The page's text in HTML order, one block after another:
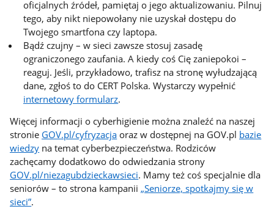
oficjalnych źródeł, pamiętaj o jego aktualizowaniu. Pilnuj
tego, aby nikt niepowołany nie uzyskał dostępu do
Twojego smartfona czy laptopa.
Bądź czujny – w sieci zawsze stosuj zasadę
ograniczonego zaufania. A kiedy coś Cię zaniepokoi –
reaguj. Jeśli, przykładowo, trafisz na stronę wyłudzającą
dane, zgłoś to do CERT Polska. Wystarczy wypełnić
internetowy formularz.
Więcej informacji o cyberhigienie można znaleźć na naszej
stronie GOV.pl/cyfryzacja oraz w dostępnej na GOV.pl bazie
wiedzy na temat cyberbezpieczeństwa. Rodziców
zachęcamy dodatkowo do odwiedzania strony
GOV.pl/niezagubdzieckawsieci. Mamy też coś specjalnie dla
seniorów – to strona kampanii„Seniorze, spotkajmy się w
sieci”.